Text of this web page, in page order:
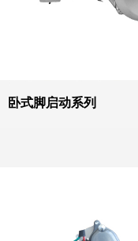
卧式脚启动系列